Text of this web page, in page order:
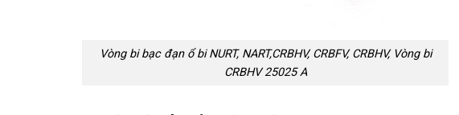
Vòng bi bạc đạn ổ bi NURT, NART,CRBHV, CRBFV, CRBHV, Vòng bi
CRBHV 25025 A